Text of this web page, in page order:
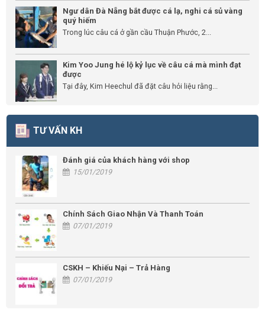
Ngư dân Đà Nẵng bắt được cá lạ, nghi cá sủ vàng
quý hiếm
Trong lúc câu cá ở gần cầu Thuận Phước, 2...
Kim Yoo Jung hé lộ kỷ lục về câu cá mà mình đạt
được
Tại đây, Kim Heechul đã đặt câu hỏi liệu rằng...
TƯ VẤN KH
Đánh giá của khách hàng với shop
15/01/2019
Chính Sách Giao Nhận Và Thanh Toán
07/01/2019
CSKH – Khiếu Nại – Trả Hàng
07/01/2019